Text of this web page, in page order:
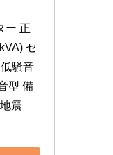
ー 正
セ
騒音
型 備
震